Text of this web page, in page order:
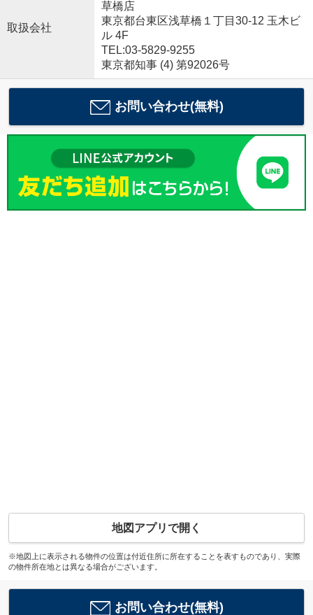
取扱会社
草橋店
東京都台東区浅草橋１丁目30-12 玉木ビ
ル 4F
TEL:03-5829-9255
東京都知事 (4) 第92026号
お問い合わせ(無料)
地図アプリで開く
※地図上に表示される物件の位置は付近住所に所在することを表すものであり、実際
の物件所在地とは異なる場合がございます。
お問い合わせ(無料)